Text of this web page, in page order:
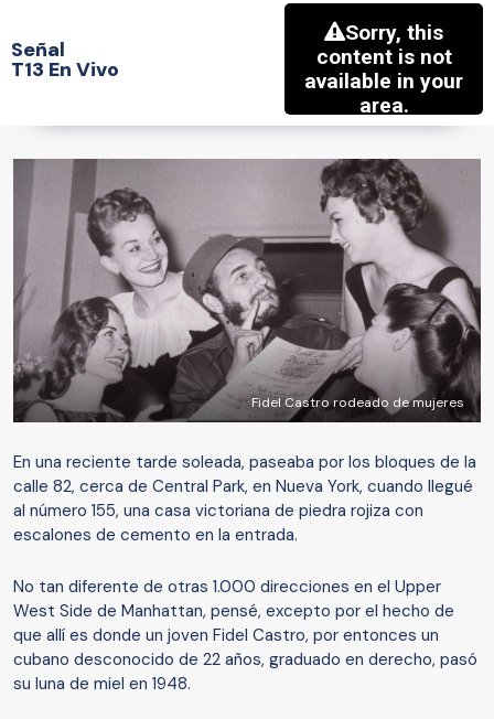
Señal
T13 En Vivo
Fidel Castro rodeado de mujeres
En una reciente tarde soleada, paseaba por los bloques de la
calle 82, cerca de Central Park, en Nueva York, cuando llegué
al número 155, una casa victoriana de piedra rojiza con
escalones de cemento en la entrada.
No tan diferente de otras 1.000 direcciones en el Upper
West Side de Manhattan, pensé, excepto por el hecho de
que allí es donde un joven Fidel Castro, por entonces un
cubano desconocido de 22 años, graduado en derecho, pasó
su luna de miel en 1948.